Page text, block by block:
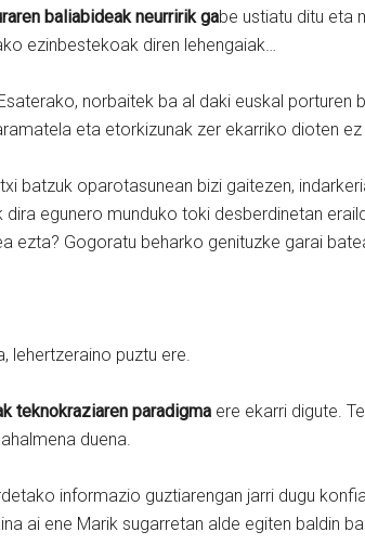
baliabideak neurririk gabe ustiatu ditu eta
ezinbestekoak diren lehengaiak…
norbaitek ba al daki euskal
eta etorkizunak zer ekarriko dioten ez
batzuk oparotasunean bizi gaitezen,
egunero munduko toki desberdinetan
ezta? Gogoratu beharko genituzke garai
lehertzeraino puztu ere.
teknokraziaren paradigma ere ekarri digute.
duena.
informazio guztiarengan jarri dugu
ai ene Marik sugarretan alde egiten baldin